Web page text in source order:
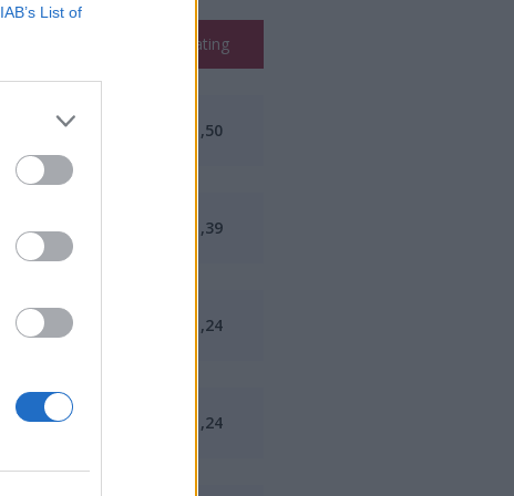
IAB’s List of
Rating
1,50
1,39
1,24
1,24